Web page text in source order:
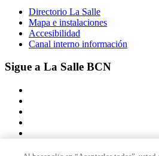
Directorio La Salle
Mapa e instalaciones
Accesibilidad
Canal interno información
Sigue a La Salle BCN